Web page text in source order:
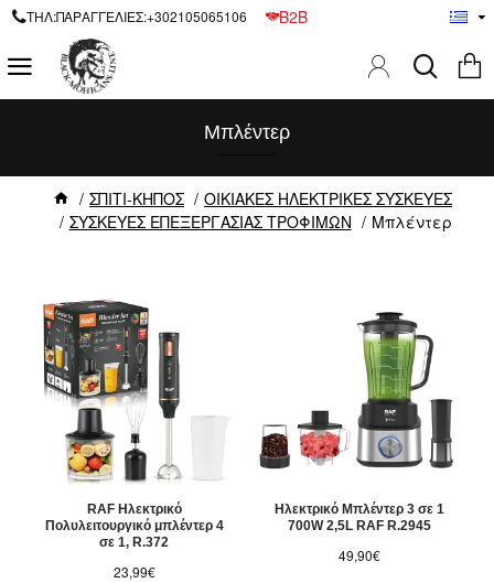
ΤΗΛ:ΠΑΡΑΓΓΕΛΙΕΣ:+302105065106 B2B
ΣΠΙΤΙ-ΚΗΠΟΣ
ΟΙΚΙΑΚΕΣ ΗΛΕΚΤΡΙΚΕΣ ΣΥΣΚΕΥΕΣ
ΣΥΣΚΕΥΕΣ ΕΠΕΞΕΡΓΑΣΙΑΣ ΤΡΟΦΙΜΩΝ
Μπλέντερ
Μπλέντερ
RAF Ηλεκτρικό
Πολυλειτουργικό μπλέντερ 4
σε 1, R.372
23,99€
Ηλεκτρικό Μπλέντερ 3 σε 1
700W 2,5L RAF R.2945
49,90€